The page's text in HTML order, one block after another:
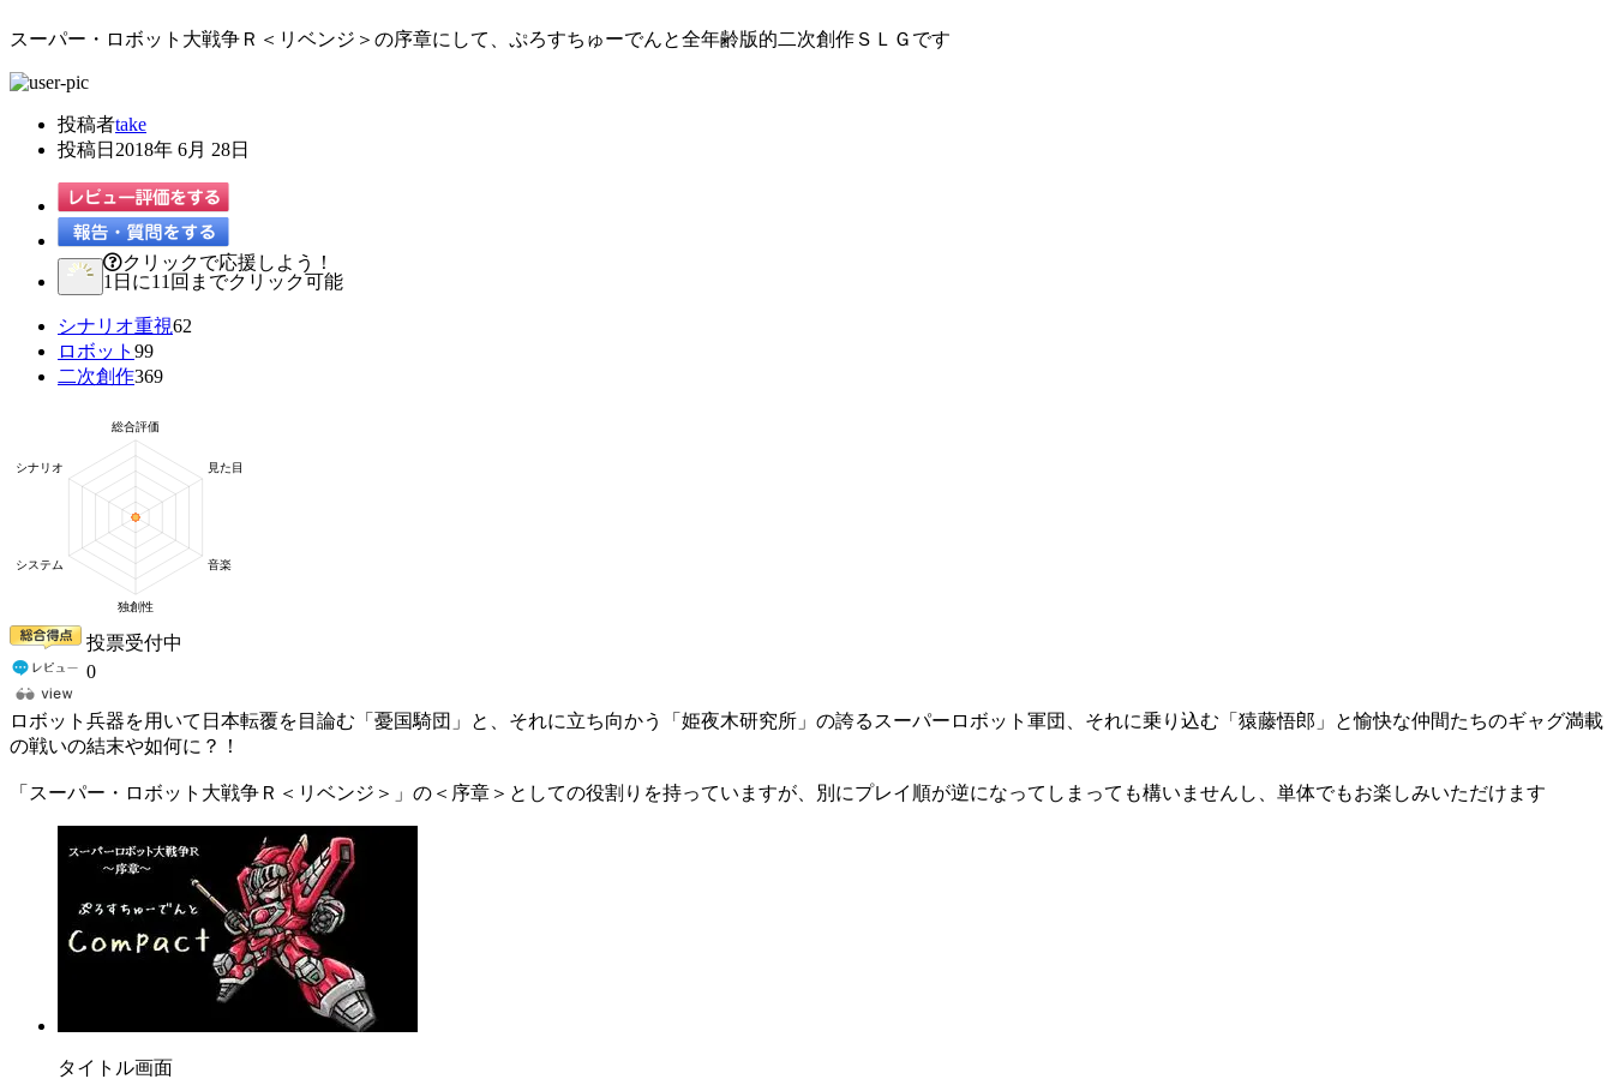
スーパー・ロボット大戦争Ｒ＜リベンジ＞の序章にして、ぷろすちゅーでんと全年齢版的二次創作ＳＬＧです
投稿者take
投稿日 2018年 6月 28日
クリックで応援しよう！
1日に11回までクリック可能
シナリオ重視62
ロボット 99
二次創作369
投票受付中
0
ロボット兵器を用いて日本転覆を目論む「憂国騎団」と、それに立ち向かう「姫夜木研究所」の誇るスーパーロボット軍団、それに乗り込む「猿藤悟郎」と愉快な仲間たちのギャグ満載
の戦いの結末や如何に？！
「スーパー・ロボット大戦争Ｒ＜リベンジ＞」の＜序章＞としての役割りを持っていますが、別にプレイ順が逆になってしまっても構いませんし、単体でもお楽しみいただけます
タイトル画面